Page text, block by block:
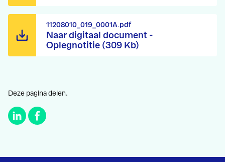
Naar digitaal document -
Oplegnotitie (309 Kb)
11208010_019_0001A.pdf
Deze pagina delen.